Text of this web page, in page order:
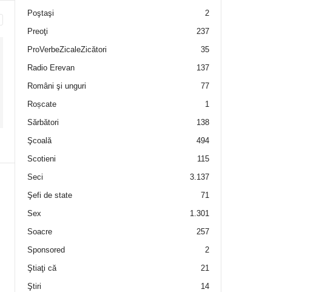
Poştaşi
2
Preoţi
237
ProVerbeZicaleZicători
35
Radio Erevan
137
Români şi unguri
77
Roșcate
1
Sărbători
138
Şcoală
494
Scotieni
115
Seci
3.137
Şefi de state
71
Sex
1.301
Soacre
257
Sponsored
2
Ştiaţi că
21
Ştiri
14